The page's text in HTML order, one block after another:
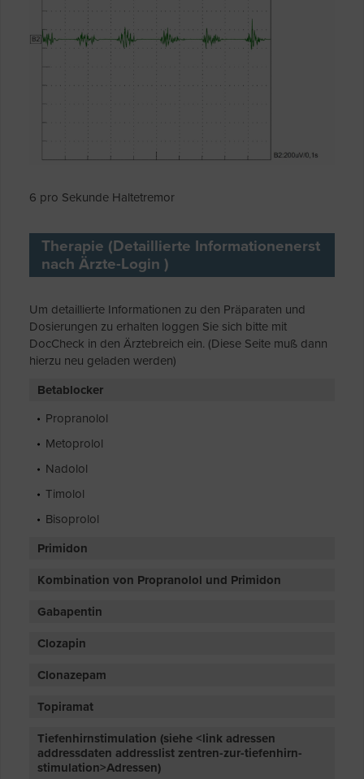
6 pro Sekunde Haltetremor
Therapie (Detaillierte Informationenerst
nach Ärzte-Login )
Um detaillierte Informationen zu den Präparaten und
Dosierungen zu erhalten loggen Sie sich bitte mit
DocCheck in den Ärztebreich ein. (Diese Seite muß dann
hierzu neu geladen werden)
Betablocker
Propranolol
Metoprolol
Nadolol
Timolol
Bisoprolol
Primidon
Kombination von Propranolol und Primidon
Gabapentin
Clozapin
Clonazepam
Topiramat
Tiefenhirnstimulation (siehe <link adressen
addressdaten addresslist zentren-zur-tiefenhirn-
stimulation>Adressen)